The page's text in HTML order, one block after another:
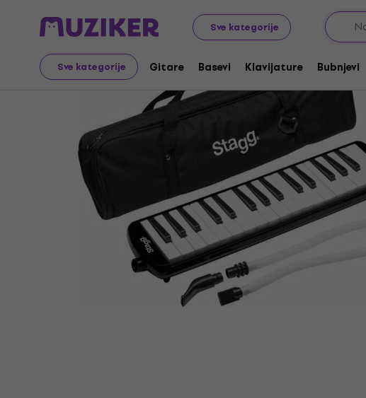
Sve kategorije
Sve kategorije Gitare Basevi Klavijature Bubnjevi
Muzički instrumenti Klavijature Melodike
Prodaja je završena